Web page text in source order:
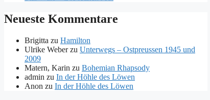
Neueste Kommentare
Brigitta zu Hamilton
Ulrike Weberzu Unterwegs – Ostpreussen 1945 und
2009
Matern, Karin zu Bohemian Rhapsody
admin zu In der Höhle des Löwen
Anon zu In der Höhle des Löwen